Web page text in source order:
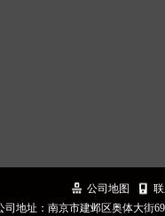
公司地图
司地址：南京市建邺区奥体大街